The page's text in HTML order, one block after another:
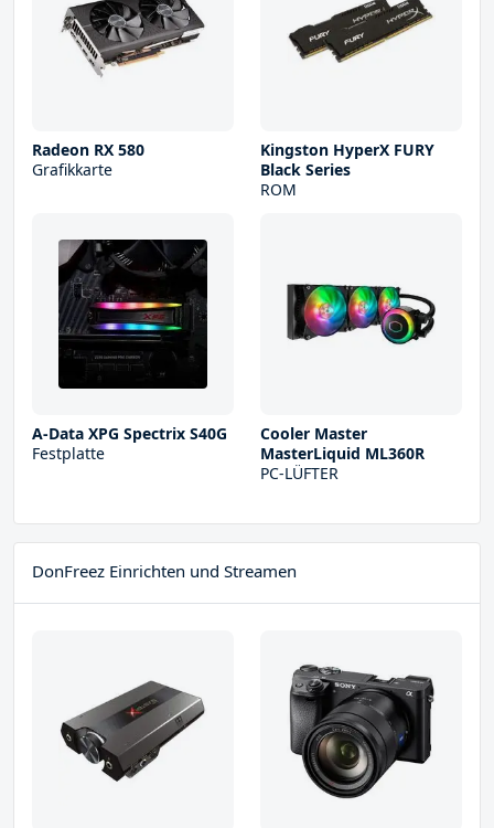
Radeon RX 580
Grafikkarte
Kingston HyperX FURY
Black Series
ROM
A-Data XPG Spectrix S40G
Festplatte
Cooler Master
MasterLiquid ML360R
PC-LÜFTER
DonFreez Einrichten und Streamen